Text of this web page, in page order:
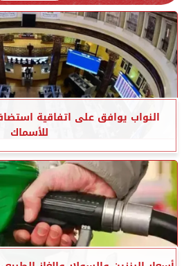
النواب يوافق على اتفاقية
للأسماك